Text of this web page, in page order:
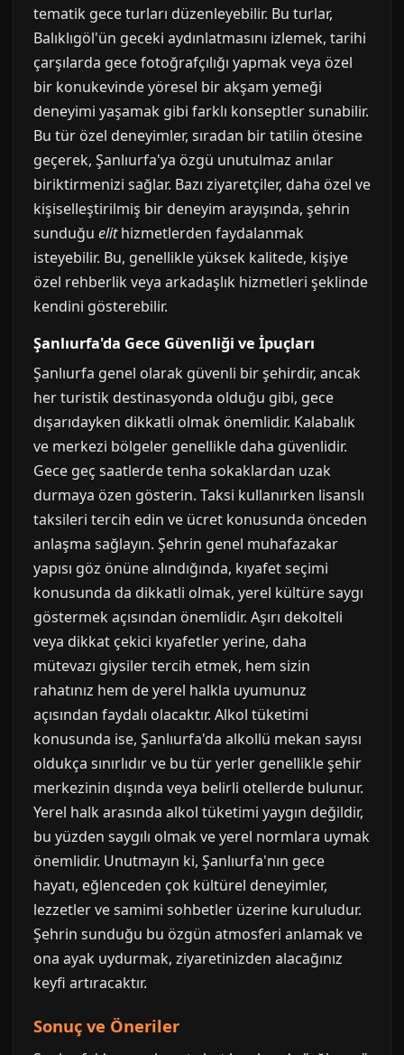
tematik gece turları düzenleyebilir. Bu turlar,
Balıklıgöl'ün geceki aydınlatmasını izlemek, tarihi
çarşılarda gece fotoğrafçılığı yapmak veya özel
bir konukevinde yöresel bir akşam yemeği
deneyimi yaşamak gibi farklı konseptler sunabilir.
Bu tür özel deneyimler, sıradan bir tatilin ötesine
geçerek, Şanlıurfa'ya özgü unutulmaz anılar
biriktirmenizi sağlar. Bazı ziyaretçiler, daha özel ve
kişiselleştirilmiş bir deneyim arayışında, şehrin
sunduğu elithizmetlerden faydalanmak
isteyebilir. Bu, genellikle yüksek kalitede, kişiye
özel rehberlik veya arkadaşlık hizmetleri şeklinde
kendini gösterebilir.
Şanlıurfa'da Gece Güvenliği ve İpuçları
Şanlıurfa genel olarak güvenli bir şehirdir, ancak
her turistik destinasyonda olduğu gibi, gece
dışarıdayken dikkatli olmak önemlidir. Kalabalık
ve merkezi bölgeler genellikle daha güvenlidir.
Gece geç saatlerde tenha sokaklardan uzak
durmaya özen gösterin. Taksi kullanırken lisanslı
taksileri tercih edin ve ücret konusunda önceden
anlaşma sağlayın. Şehrin genel muhafazakar
yapısı göz önüne alındığında, kıyafet seçimi
konusunda da dikkatli olmak, yerel kültüre saygı
göstermek açısından önemlidir. Aşırı dekolteli
veya dikkat çekici kıyafetler yerine, daha
mütevazı giysiler tercih etmek, hem sizin
rahatınız hem de yerel halkla uyumunuz
açısından faydalı olacaktır. Alkol tüketimi
konusunda ise, Şanlıurfa'da alkollü mekan sayısı
oldukça sınırlıdır ve bu tür yerler genellikle şehir
merkezinin dışında veya belirli otellerde bulunur.
Yerel halk arasında alkol tüketimi yaygın değildir,
bu yüzden saygılı olmak ve yerel normlara uymak
önemlidir. Unutmayın ki, Şanlıurfa'nın gece
hayatı, eğlenceden çok kültürel deneyimler,
lezzetler ve samimi sohbetler üzerine kuruludur.
Şehrin sunduğu bu özgün atmosferi anlamak ve
ona ayak uydurmak, ziyaretinizden alacağınız
keyfi artıracaktır.
Sonuç ve Öneriler